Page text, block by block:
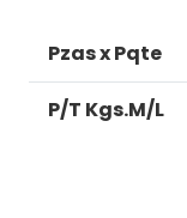
Pzas x Pqte
P/T Kgs.M/L